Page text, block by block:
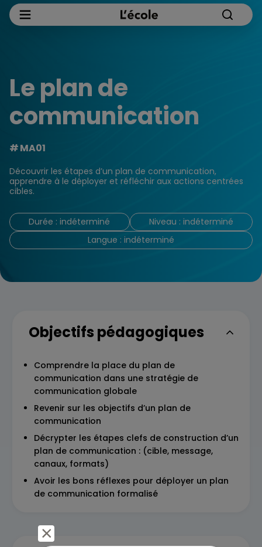
Le plan de
communication
MA01
Découvrir les étapes d’un plan de communication,
apprendre à le déployer et réfléchir aux actions centrées
cibles.
Durée : indéterminé
Niveau : indéterminé
Langue : indéterminé
Objectifs pédagogiques
Comprendre la place du plan de
communication dans une stratégie de
communication globale
Revenir sur les objectifs d’un plan de
communication
Décrypter les étapes clefs de construction d’un
plan de communication : (cible, message,
canaux, formats)
Avoir les bons réflexes pour déployer un plan
de communication formalisé